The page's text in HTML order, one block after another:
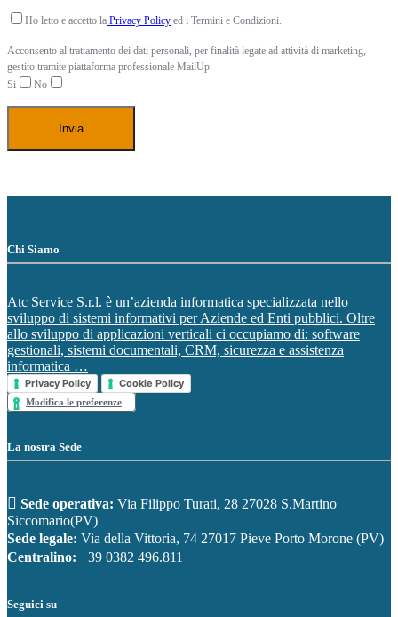
Ho letto e accetto la Privacy Policy ed i Termini e Condizioni.
Acconsento al trattamento dei dati personali, per finalità legate ad attività di marketing,
gestito tramite piattaforma professionale MailUp.
Si
No
Chi Siamo
Atc Service S.r.l. è un’azienda informatica specializzata nello
sviluppo di sistemi informativi per Aziende ed Enti pubblici. Oltre
allo sviluppo di applicazioni verticali ci occupiamo di: software
gestionali, sistemi documentali, CRM, sicurezza e assistenza
informatica …
Privacy Policy Cookie Policy
Modifica le preferenze
La nostra Sede
Sede operativa: Via Filippo Turati, 28 27028 S.Martino
Siccomario(PV)
Sede legale: Via della Vittoria, 74 27017 Pieve Porto Morone (PV)
Centralino: +39 0382 496.811
Seguici su